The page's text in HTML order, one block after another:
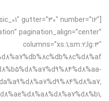
gutter=”30″ number=”12″
pagination_align=”center”
columns=”xs:1;sm:2;lg:3″